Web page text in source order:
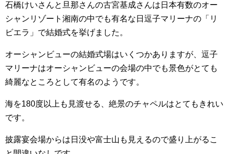
石橋けいさんと旦那さんの古宮基成さんは日本有数のオー
シャンリゾート湘南の中でも有名な日逗子マリーナの「リ
ビエラ」で結婚式を挙げました。
オーシャンビューの結婚式場はいくつかありますが、逗子
マリーナはオーシャンビューの会場の中でも景色がとても
綺麗なところとして有名のようです。
海を180度以上も見渡せる、絶景のチャペルはとてもきれい
です。
披露宴会場からは日没や富士山も見えるので盛り上がるこ